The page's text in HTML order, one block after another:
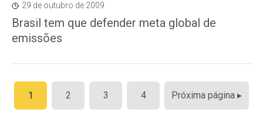
29 de outubro de 2009
Brasil tem que defender meta global de
emissões
Paginação
de
1 2 3 4 Próxima página ▸